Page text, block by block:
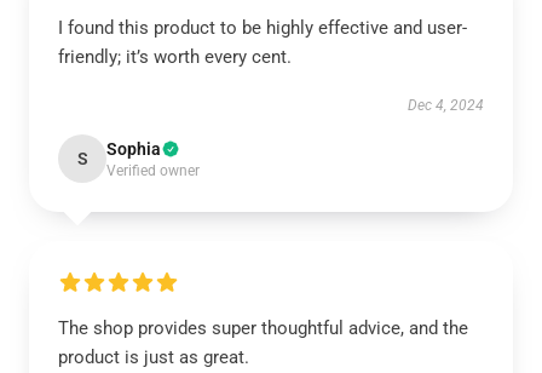
I found this product to be highly effective and user-
friendly; it’s worth every cent.
Dec 4, 2024
S Sophia
Verified owner
The shop provides super thoughtful advice, and the
product is just as great.